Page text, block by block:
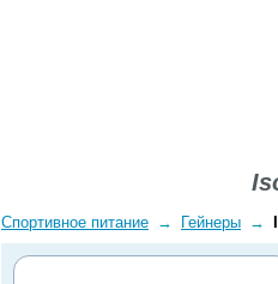
Спортивное питание → Гейнеры →